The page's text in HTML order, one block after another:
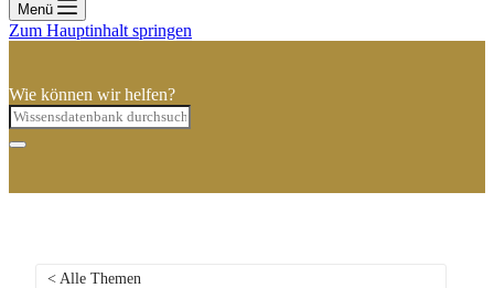
Menü
Zum Hauptinhalt springen
Wie können wir helfen?
< Alle Themen